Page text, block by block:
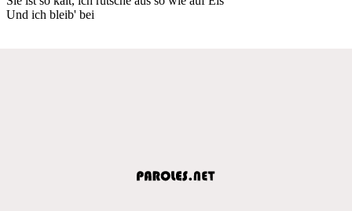
Und ich bleib' bei